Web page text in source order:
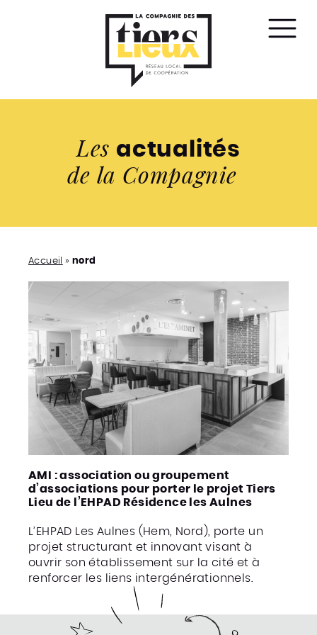
le
Les actualités
de la Compagnie
Accueil »nord
AMI : association ou groupement
d’associations pour porter le projet Tiers
Lieu de l’EHPAD Résidence les Aulnes
L’EHPAD Les Aulnes (Hem, Nord), porte un
projet structurant et innovant visant à
ouvrir son établissement sur la cité et à
renforcer les liens intergénérationnels.